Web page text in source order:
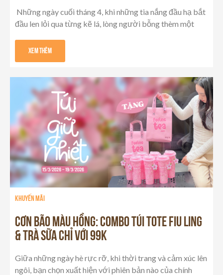
Những ngày cuối tháng 4, khi những tia nắng đầu hạ bắt
đầu len lỏi qua từng kẽ lá, lòng người bỗng thèm một
Xem Thêm
khuyến mãi
Cơn Bão Màu Hồng: Combo Túi Tote Fiu Ling
& Trà Sữa chỉ với 99K
Giữa những ngày hè rực rỡ, khi thời trang và cảm xúc lên
ngôi, bạn chọn xuất hiện với phiên bản nào của chính